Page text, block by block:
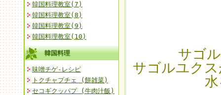
韓国料理教室(7)
韓国料理教室(8)
韓国料理教室(9)
韓国料理教室(10)
韓国料理
味噌チゲ-レシピ
トクチャプチェ (餅雑菜)
セコギクッパプ (牛肉汁飯)
サゴ
サゴルユク